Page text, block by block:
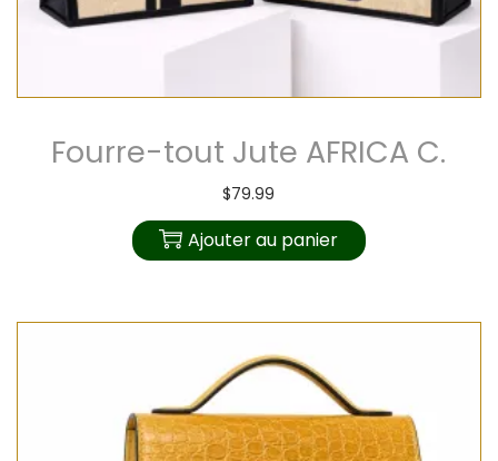
Fourre-tout Jute AFRICA C.
$79.99
Ajouter au panier